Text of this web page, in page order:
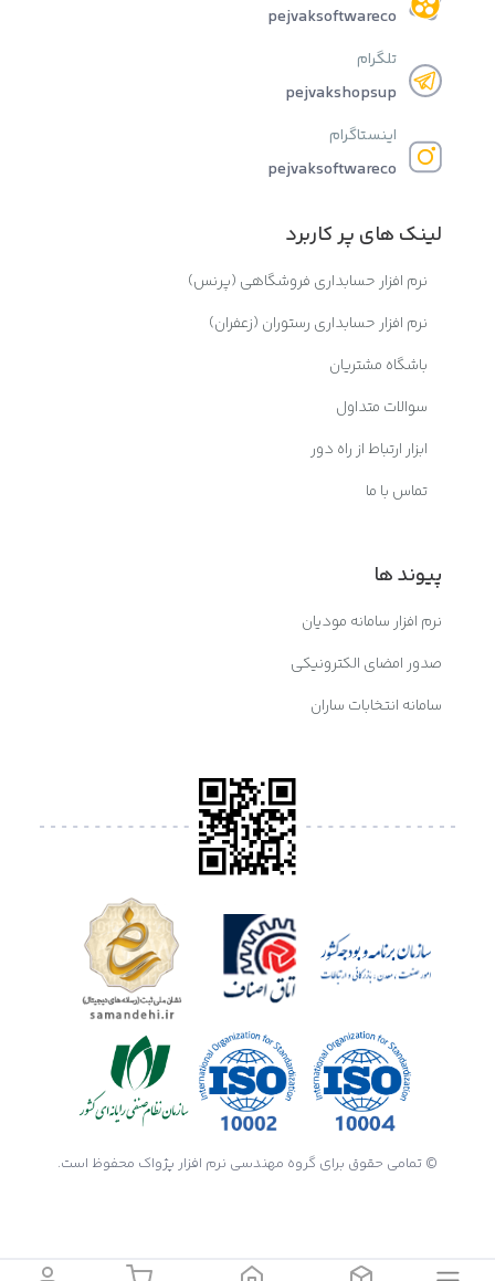
pejvaksoftwareco
تلگرام
pejvakshopsup
اینستاگرام
pejvaksoftwareco
لینک های پر کاربرد
نرم افزار حسابداری فروشگاهی (پرنس)
نرم افزار حسابداری رستوران (زعفران)
باشگاه مشتریان
سوالات متداول
ابزار ارتباط از راه دور
تماس با ما
پیوند ها
نرم افزار سامانه مودیان
صدور امضای الکترونیکی
سامانه انتخابات ساران
© تمامی حقوق برای گروه مهندسی نرم افزار پژواک محفوظ است.